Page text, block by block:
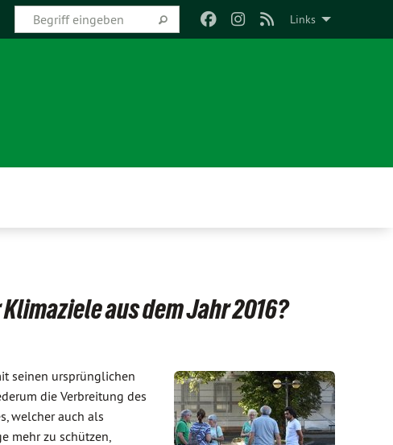
Links
aus dem Jahr 2016?
seinen ursprünglichen
die Verbreitung des
welcher auch als
mehr zu schützen,